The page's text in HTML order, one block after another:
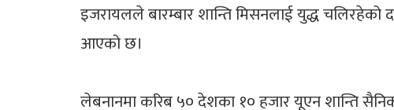
इजरायलले बारम्बार शान्ति मिसनलाई युद्ध
आएको छ।
लेबनानमा करिब ५० देशका १० हजार यूएन शान्ति